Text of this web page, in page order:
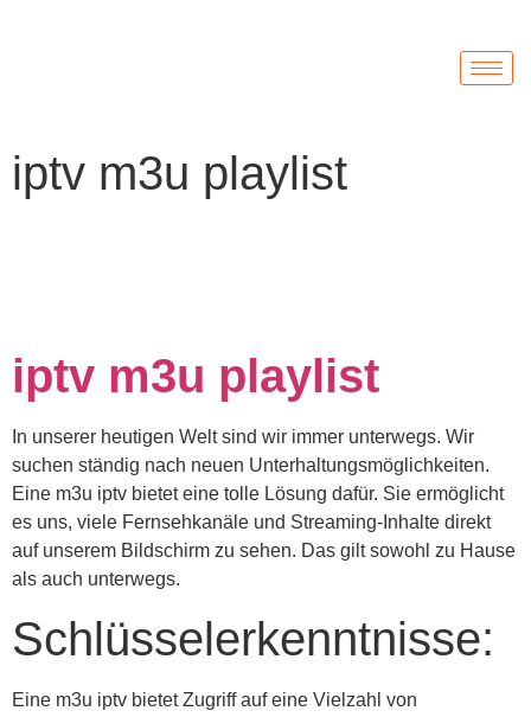
iptv m3u playlist
iptv m3u playlist
In unserer heutigen Welt sind wir immer unterwegs. Wir
suchen ständig nach neuen Unterhaltungsmöglichkeiten.
Eine m3u iptv bietet eine tolle Lösung dafür. Sie ermöglicht
es uns, viele Fernsehkanäle und Streaming-Inhalte direkt
auf unserem Bildschirm zu sehen. Das gilt sowohl zu Hause
als auch unterwegs.
Schlüsselerkenntnisse:
Eine m3u iptv bietet Zugriff auf eine Vielzahl von